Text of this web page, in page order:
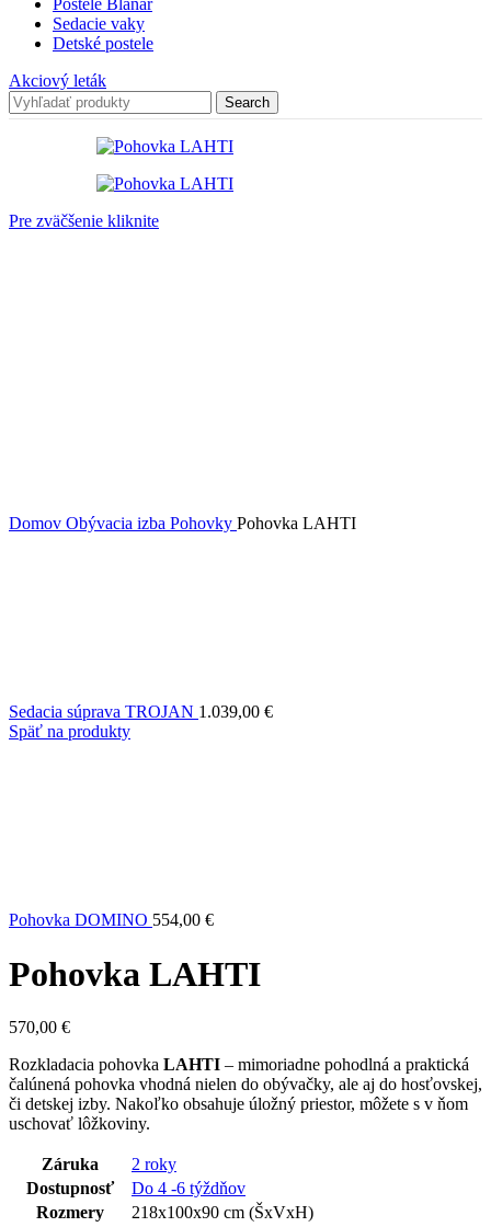
Postele Blanář
Sedacie vaky
Detské postele
Akciový leták
Search
Pre zväčšenie kliknite
Domov Obývacia izba Pohovky Pohovka LAHTI
Sedacia súprava TROJAN 1.039,00 €
Späť na produkty
Pohovka DOMINO 554,00 €
Pohovka LAHTI
570,00 €
Rozkladacia pohovka LAHTI – mimoriadne pohodlná a praktická
čalúnená pohovka vhodná nielen do obývačky, ale aj do hosťovskej,
či detskej izby. Nakoľko obsahuje úložný priestor, môžete s v ňom
uschovať lôžkoviny.
Záruka
2 roky
Dostupnosť
Do 4 -6 týždňov
Rozmery
218x100x90 cm (ŠxVxH)